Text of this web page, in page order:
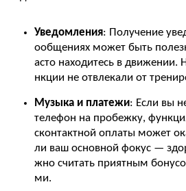
Уведомления: Получение
ообщениях может быть
асто находитесь в
нкции не отвлекали от
Музыка и платежи: Если вы
телефон на пробежку,
сконтактной оплаты может
ли ваш основной фокус —
жно считать приятным
ми.